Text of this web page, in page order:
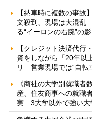
【納車時に複数の事故
文殺到、現場は大混乱
る“イーロンの右腕”の影
【クレジット決済代行
資をしながら「20年以
リ 営業現場では“自転
《商社の大学別就職者
産、住友商事への就職
実 3大学以外で強い大